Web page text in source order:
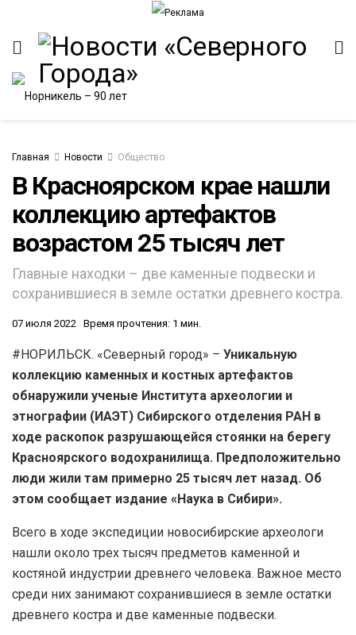
Главная Новости Общество
В Красноярском крае нашли
коллекцию артефактов
возрастом 25 тысяч лет
Главные находки – две каменные подвески и
сохранившиеся в земле остатки древнего костра.
07 июля 2022 Время прочтения: 1 мин.
#НОРИЛЬСК. «Северный город» – Уникальную
коллекцию каменных и костных артефактов
обнаружили ученые Института археологии и
этнографии (ИАЭТ) Сибирского отделения РАН в
ходе раскопок разрушающейся стоянки на берегу
Красноярского водохранилища. Предположительно
люди жили там примерно 25 тысяч лет назад. Об
этом сообщает издание «Наука в Сибири».
Всего в ходе экспедиции новосибирские археологи
нашли около трех тысяч предметов каменной и
костяной индустрии древнего человека. Важное место
среди них занимают сохранившиеся в земле остатки
древнего костра и две каменные подвески.